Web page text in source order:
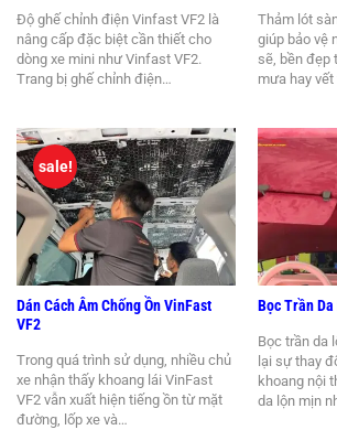
Độ ghế chỉnh điện Vinfast VF2 là
nâng cấp đặc biệt cần thiết cho
dòng xe mini như Vinfast VF2.
Trang bị ghế chỉnh điện…
Thảm lót
giúp bảo vệ
sẽ, bền đẹp
mưa hay vết
Dán Cách Âm Chống Ồn VinFast
VF2
Trong quá trình sử dụng, nhiều chủ
xe nhận thấy khoang lái VinFast
VF2 vẫn xuất hiện tiếng ồn từ mặt
đường, lốp xe và…
sale!
Bọc Trần
Bọc trần da
lại sự thay
khoang nội
da lộn mịn